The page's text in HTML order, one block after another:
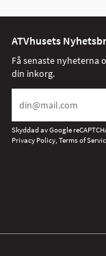
ATVhusets
Få senaste nyheterna
din inkorg.
Skyddad av Google
Privacy Policy, Terms of